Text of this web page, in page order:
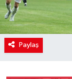
Paylaş